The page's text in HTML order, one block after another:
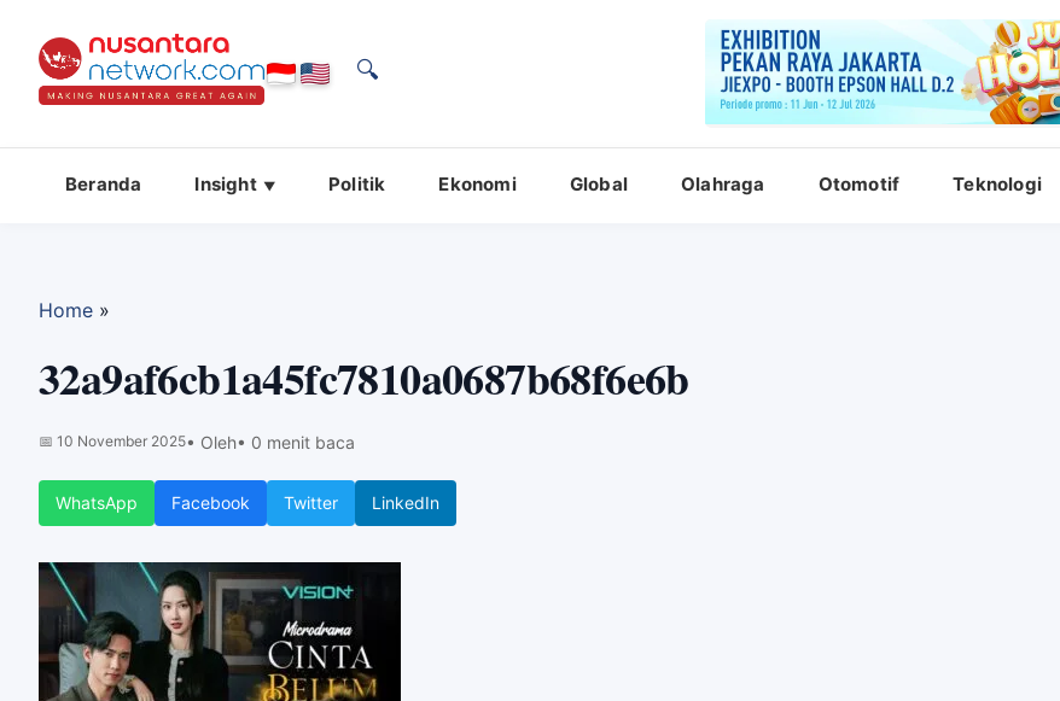
🔍
Beranda Insight Politik Ekonomi Global Olahraga Otomotif Teknologi
Home »
32a9af6cb1a45fc7810a0687b68f6e6b
📅 10 November 2025• Oleh• 0 menit baca
WhatsApp Facebook Twitter LinkedIn